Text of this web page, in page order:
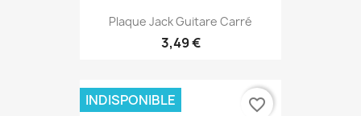
Plaque Jack Guitare Carré
3,49 €
INDISPONIBLE favorite_border